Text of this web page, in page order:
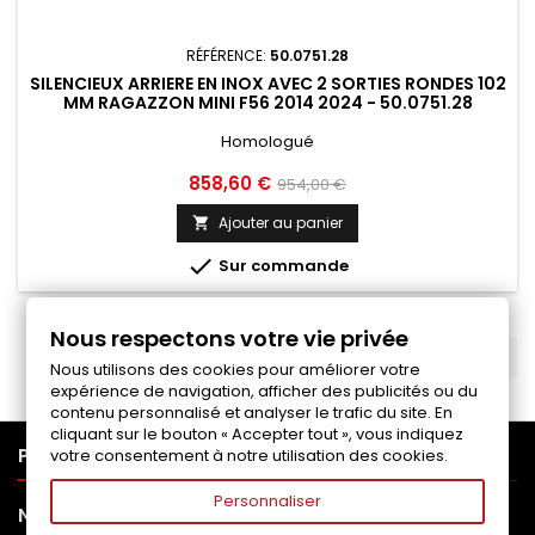
RÉFÉRENCE: 50.0751.28
SILENCIEUX ARRIERE EN INOX AVEC 2 SORTIES RONDES 102
MM RAGAZZON MINI F56 2014 2024 - 50.0751.28
Homologué
Prix
858,60 € Prix
de
base
954,00 €
 Ajouter au panier
 Sur commande
PRODUITS
NOTRE SOCIÉTÉ
Nous respectons votre vie privée
Nous utilisons des cookies pour améliorer votre
expérience de navigation, afficher des publicités ou du
contenu personnalisé et analyser le trafic du site. En
cliquant sur le bouton « Accepter tout », vous indiquez
votre consentement à notre utilisation des cookies.
Personnaliser